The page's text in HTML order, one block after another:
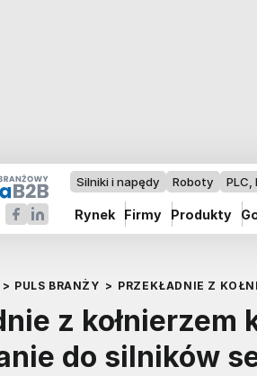
Silniki i napędy Roboty PLC,
Rynek Firmy Produkty
> PULS BRANŻY > PRZEKŁADNIE Z
z
do silników